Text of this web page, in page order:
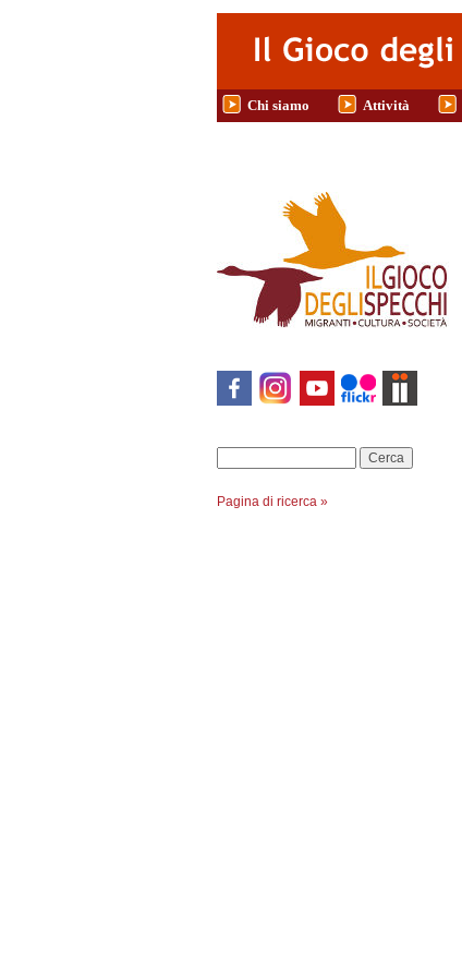
Chi siamo Attività
Pagina di ricerca »